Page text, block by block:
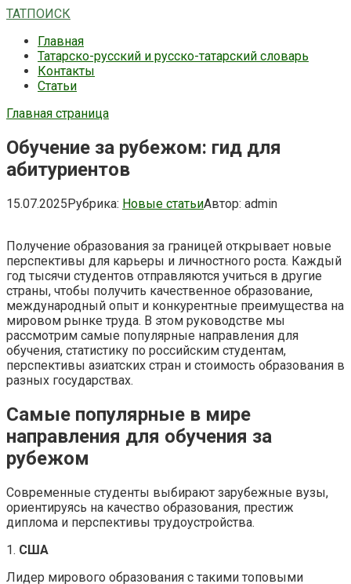
Перейти
контенту
ТАТПОИСК
Главная
Татарско-русский и русско-татарский словарь
Контакты
Статьи
Главная страница
Обучение за рубежом: гид для
абитуриентов
15.07.2025Рубрика: Новые статьиАвтор: admin
Получение образования за границей открывает новые
перспективы для карьеры и личностного роста. Каждый
год тысячи студентов отправляются учиться в другие
страны, чтобы получить качественное образование,
международный опыт и конкурентные преимущества на
мировом рынке труда. В этом руководстве мы
рассмотрим самые популярные направления для
обучения, статистику по российским студентам,
перспективы азиатских стран и стоимость образования в
разных государствах.
Самые популярные в мире
направления для обучения за
рубежом
Современные студенты выбирают зарубежные вузы,
ориентируясь на качество образования, престиж
диплома и перспективы трудоустройства.
1. США
Лидер мирового образования с такими топовыми